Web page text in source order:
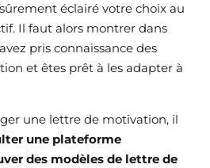
éclairé votre choix au
Il faut alors montrer dans
pris connaissance des
et êtes prêt à les adapter à
une lettre de motivation, il
une plateforme
des modèles de lettre de